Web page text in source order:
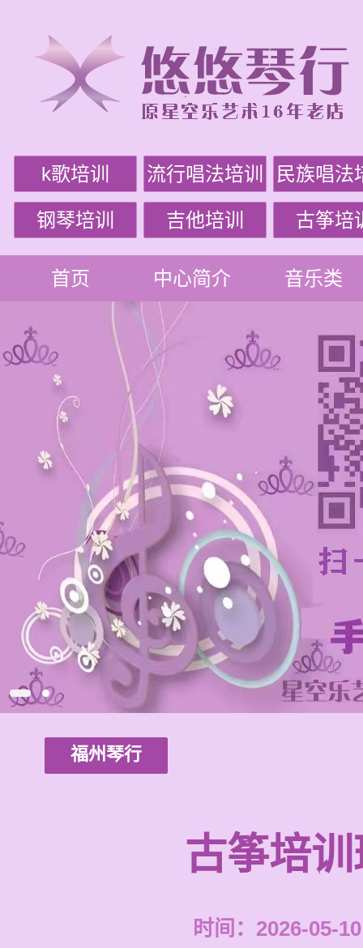
k歌培训 流行唱法培训 民族唱法
钢琴培训 吉他培训 古筝培
首页 中心简介 音乐类
福州琴行
古筝培
时间：2026-05-